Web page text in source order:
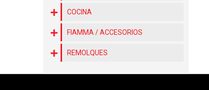
COCINA
FIAMMA / ACCESORIOS
REMOLQUES